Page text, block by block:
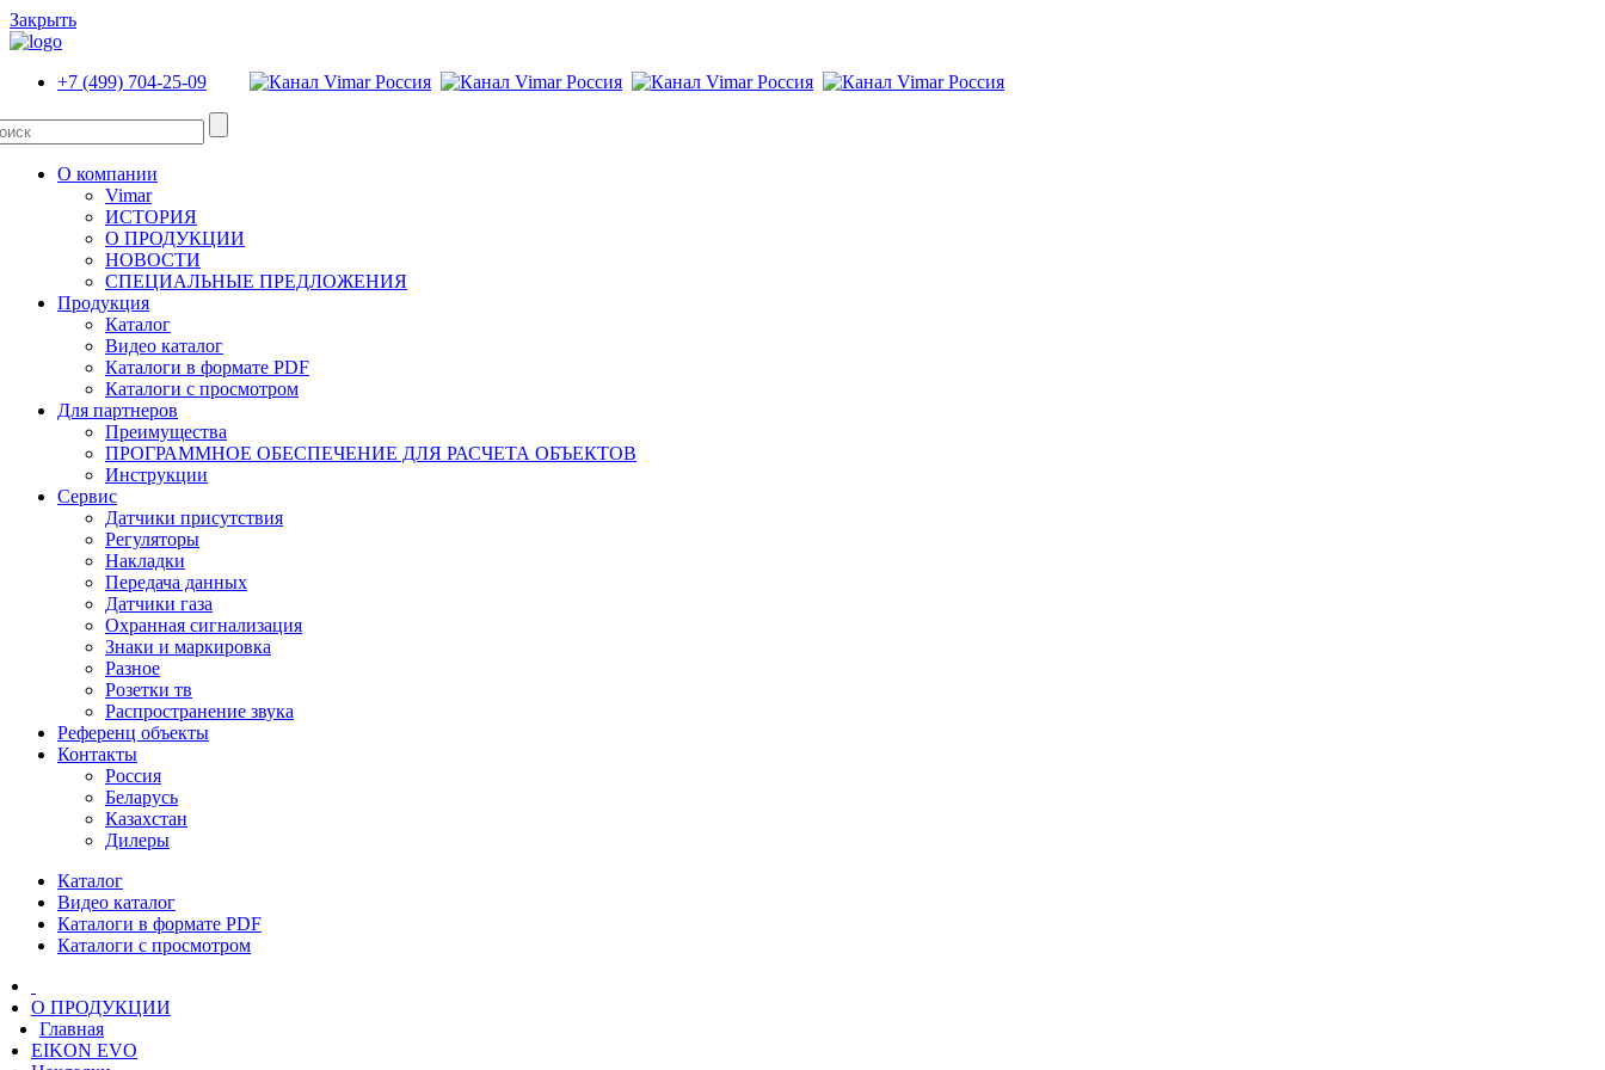
Закрыть
+7 (499) 704-25-09
О компании
Vimar
ИСТОРИЯ
О ПРОДУКЦИИ
НОВОСТИ
СПЕЦИАЛЬНЫЕ ПРЕДЛОЖЕНИЯ
Продукция
Каталог
Видео каталог
Каталоги в формате PDF
Каталоги с просмотром
Для партнеров
Преимущества
ПРОГРАММНОЕ ОБЕСПЕЧЕНИЕ ДЛЯ РАСЧЕТА ОБЪЕКТОВ
Инструкции
Сервис
Датчики присутствия
Регуляторы
Накладки
Передача данных
Датчики газа
Охранная сигнализация
Знаки и маркировка
Разное
Розетки тв
Распространение звука
Референц объекты
Контакты
Россия
Беларусь
Казахстан
Дилеры
Каталог
Видео каталог
Каталоги в формате PDF
Каталоги с просмотром
О ПРОДУКЦИИ
Главная
EIKON EVO